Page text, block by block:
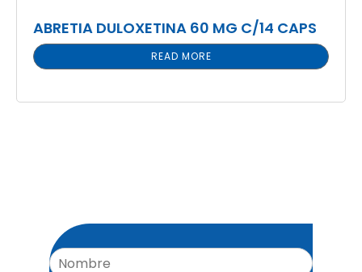
ABRETIA DULOXETINA 60 MG C/14 CAPS
READ MORE